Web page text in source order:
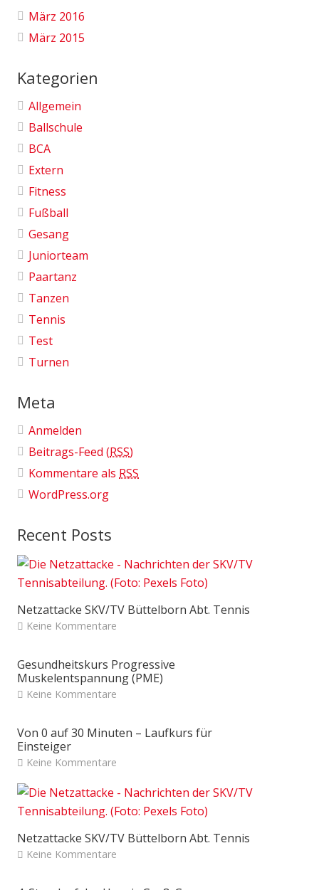
März 2016
März 2015
Kategorien
Allgemein
Ballschule
BCA
Extern
Fitness
Fußball
Gesang
Juniorteam
Paartanz
Tanzen
Tennis
Test
Turnen
Meta
Anmelden
Beitrags-Feed (RSS)
Kommentare als RSS
WordPress.org
Recent Posts
Netzattacke SKV/TV Büttelborn Abt. Tennis
Keine Kommentare
Gesundheitskurs Progressive
Muskelentspannung (PME)
Keine Kommentare
Von 0 auf 30 Minuten – Laufkurs für
Einsteiger
Keine Kommentare
Netzattacke SKV/TV Büttelborn Abt. Tennis
Keine Kommentare